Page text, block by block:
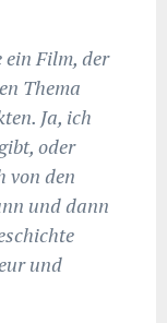
Film, der
Thema
Ja, ich
oder
von den
und dann
und